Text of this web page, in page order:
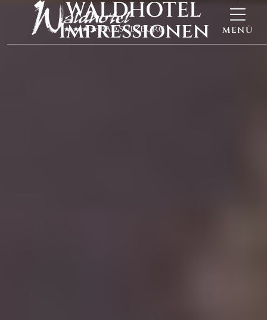
MENÜ
WALDHOTEL
Impressionen